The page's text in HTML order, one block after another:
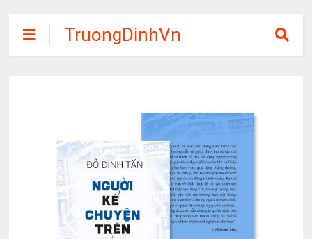
TruongDinhVn
Chia sẽ ebook,
tập miễn phí